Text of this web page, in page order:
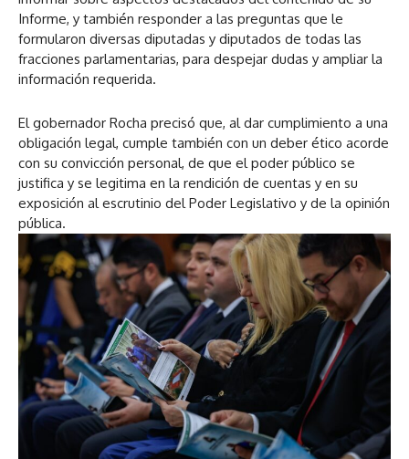
Informe, y también responder a las preguntas que le
formularon diversas diputadas y diputados de todas las
fracciones parlamentarias, para despejar dudas y ampliar la
información requerida.
El gobernador Rocha precisó que, al dar cumplimiento a una
obligación legal, cumple también con un deber ético acorde
con su convicción personal, de que el poder público se
justifica y se legitima en la rendición de cuentas y en su
exposición al escrutinio del Poder Legislativo y de la opinión
pública.